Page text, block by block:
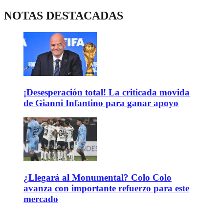
NOTAS DESTACADAS
¡Desesperación total! La criticada movida
de Gianni Infantino para ganar apoyo
¿Llegará al Monumental? Colo Colo
avanza con importante refuerzo para este
mercado